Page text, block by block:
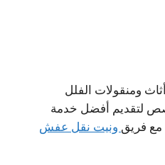
ومنقولات الفلل
لتقديم أفضل خدمة
مع فريق ونيت نقل عفش